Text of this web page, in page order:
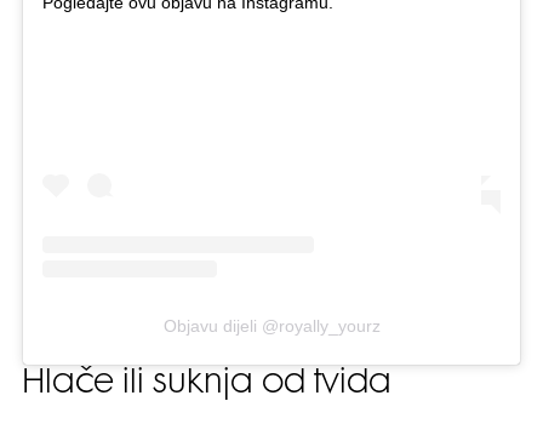
Objavu dijeli @royally_yourz
Hlače ili suknja od tvida